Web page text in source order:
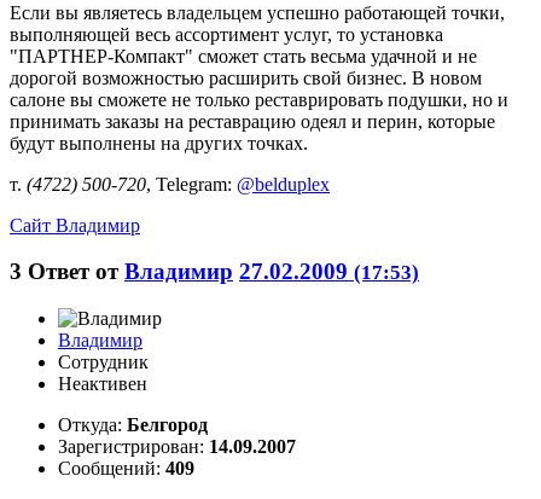
Если вы являетесь владельцем успешно работающей точки,
выполняющей весь ассортимент услуг, то установка
"ПАРТНЕР-Компакт" сможет стать весьма удачной и не
дорогой возможностью расширить свой бизнес. В новом
салоне вы сможете не только реставрировать подушки, но и
принимать заказы на реставрацию одеял и перин, которые
будут выполнены на других точках.
т. (4722) 500-720, Telegram: @belduplex
Сайт Владимир
3 Ответ отВладимир 27.02.2009 (17:53)
Владимир
Сотрудник
Неактивен
Откуда: Белгород
Зарегистрирован: 14.09.2007
Сообщений: 409